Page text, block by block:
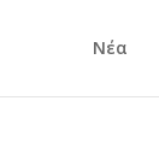
Νέα